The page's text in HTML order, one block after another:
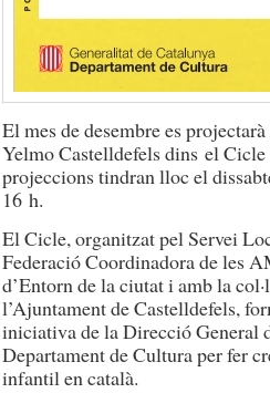
El mes de desembre es projectarà
Yelmo Castelldefels dins el
projeccions tindran lloc el
16 h.
El Cicle, organitzat pel Servei
Federació Coordinadora de les
d’Entorn de la ciutat i amb la
l’Ajuntament de Castelldefels,
iniciativa de la Direcció General
Departament de Cultura per fer
infantil en català.